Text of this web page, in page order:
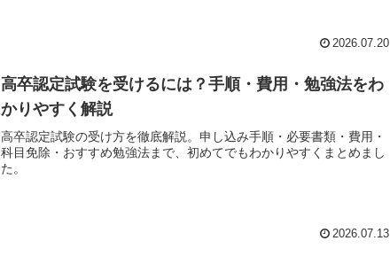
2026.07.20
高卒認定試験を受けるには？手順・費用・勉強法をわ
かりやすく解説
高卒認定試験の受け方を徹底解説。申し込み手順・必要書類・費用・
科目免除・おすすめ勉強法まで、初めてでもわかりやすくまとめまし
た。
2026.07.13